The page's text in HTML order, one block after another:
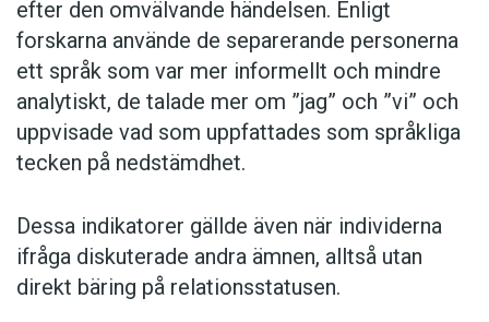
efter den omvälvande händelsen. Enligt
forskarna använde de separerande personerna
ett språk som var mer informellt och mindre
analytiskt, de talade mer om ”jag” och ”vi” och
uppvisade vad som uppfattades som språkliga
tecken på nedstämdhet.
Dessa indikatorer gällde även när individerna
ifråga diskuterade andra ämnen, alltså utan
direkt bäring på relationsstatusen.